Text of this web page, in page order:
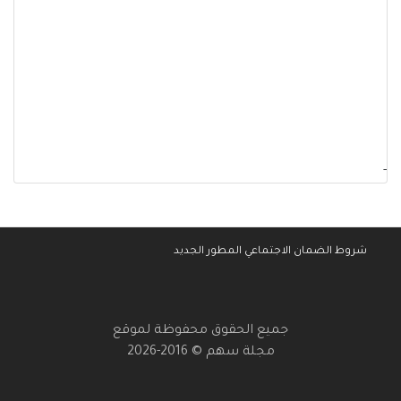
-
شروط الضمان الاجتماعي المطور الجديد
جميع الحقوق محفوظة لموقع
مجلة سهم © 2016-2026